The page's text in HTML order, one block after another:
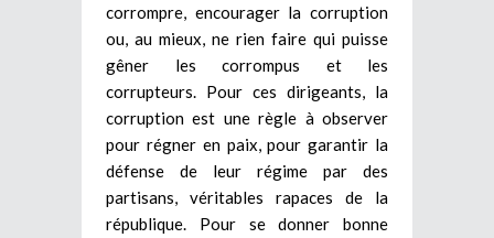
corrompre, encourager la corruption
ou, au mieux, ne rien faire qui puisse
gêner les corrompus et les
corrupteurs. Pour ces dirigeants, la
corruption est une règle à observer
pour régner en paix, pour garantir la
défense de leur régime par des
partisans, véritables rapaces de la
république. Pour se donner bonne